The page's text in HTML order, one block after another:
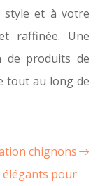
style et à votre
raffinée. Une
de produits de
tout au long de
chignons
élégants pour